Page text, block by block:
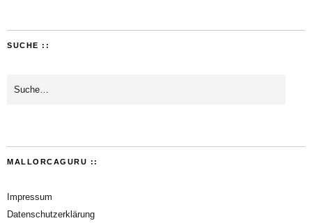
SUCHE ::
MALLORCAGURU ::
Impressum
Datenschutzerklärung